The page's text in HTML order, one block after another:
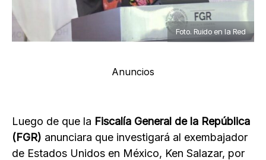
Foto. Ruido en la Red
Anuncios
Luego de que la Fiscalía General de la República
(FGR) anunciara que investigará al exembajador
de Estados Unidos en México, Ken Salazar, por